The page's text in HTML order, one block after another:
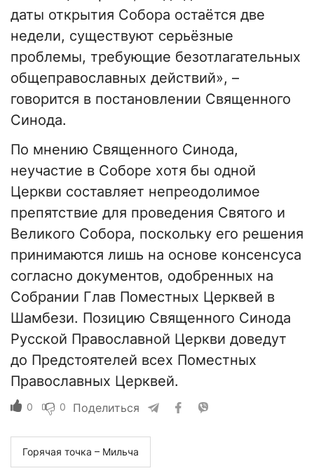
даты открытия Собора остаётся две
недели, существуют серьёзные
проблемы, требующие безотлагательных
общеправославных действий», –
говорится в постановлении Священного
Синода.
По мнению Священного Синода,
неучастие в Соборе хотя бы одной
Церкви составляет непреодолимое
препятствие для проведения Святого и
Великого Собора, поскольку его решения
принимаются лишь на основе консенсуса
согласно документов, одобренных на
Собрании Глав Поместных Церквей в
Шамбези. Позицию Священного Синода
Русской Православной Церкви доведут
до Предстоятелей всех Поместных
Православных Церквей.
0 0 Поделиться
Горячая точка – Мильча